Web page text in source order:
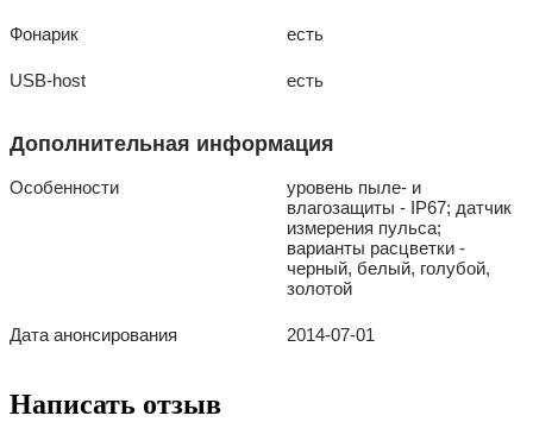
Фонарик есть
USB-host есть
Дополнительная информация
Особенности
уровень пыле- и
влагозащиты - IP67; датчик
измерения пульса;
варианты расцветки -
черный, белый, голубой,
золотой
Дата анонсирования 2014-07-01
Написать отзыв